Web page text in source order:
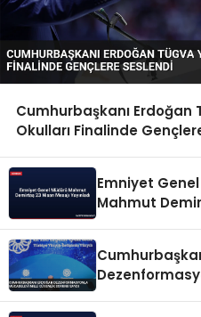
Cumhurbaşkanı Erdoğan
Okulları Finalinde
Emniyet
Mahmut